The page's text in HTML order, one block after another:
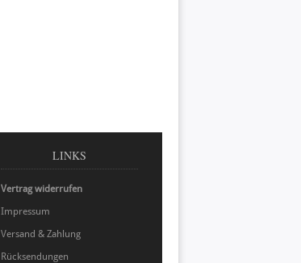
LINKS
Vertrag widerrufen
Impressum
Versand & Zahlung
Rücksendungen